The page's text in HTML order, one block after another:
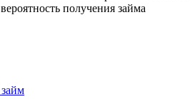
получения займа